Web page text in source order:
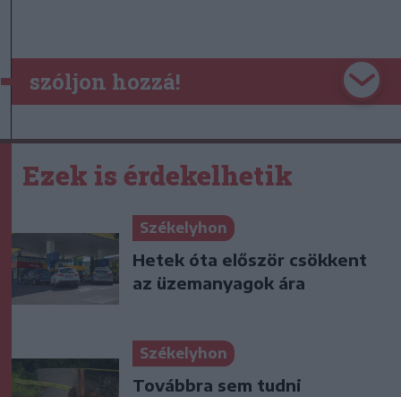
szóljon hozzá!
Ezek is érdekelhetik
Székelyhon
Hetek óta először csökkent
az üzemanyagok ára
Székelyhon
Továbbra sem tudni